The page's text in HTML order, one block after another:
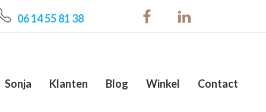
06 14 55 81 38
Sonja Klanten Blog Winkel Contact